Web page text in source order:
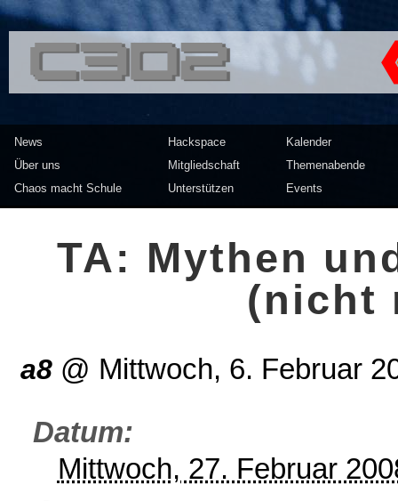
<<</>> Chaos Computer
News
Über uns
Chaos macht Schule
Hackspace
Mitgliedschaft
Unterstützen
Kalender
Themenabende
Events
TA: Mythen
(nicht
a8 @ Mittwoch, 6. Februar
Datum
Mittwoch, 27. Februar